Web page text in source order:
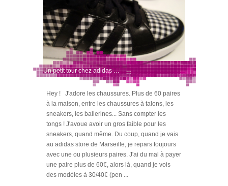
Un petit tour chez adidas …
Hey ! J'adore les chaussures. Plus de 60 paires
à la maison, entre les chaussures à talons, les
sneakers, les ballerines... Sans compter les
tongs ! J'avoue avoir un gros faible pour les
sneakers, quand même. Du coup, quand je vais
au adidas store de Marseille, je repars toujours
avec une ou plusieurs paires. J'ai du mal à payer
une paire plus de 60€, alors là, quand je vois
des modèles à 30/40€ (pen ...